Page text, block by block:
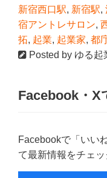
新宿西口駅, 新宿駅,
宿アントレサロン,
拓, 起業, 起業家, 都
Posted by ゆる起
Facebook・X
Facebookで「いい
て最新情報をチェッ